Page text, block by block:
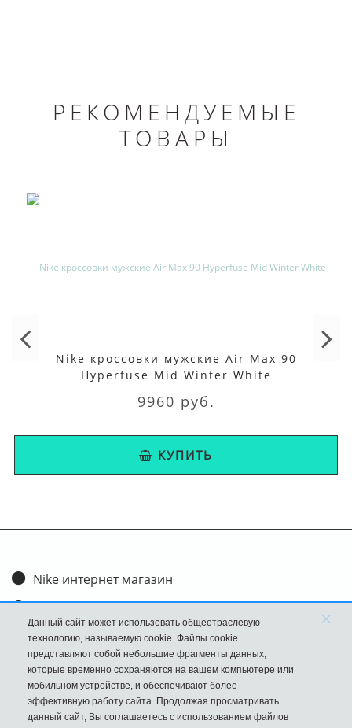
РЕКОМЕНДУЕМЫЕ
ТОВАРЫ
Nike кроссовки мужские Air Max 90
Hyperfuse Mid Winter White
9960 руб.
КУПИТЬ
Nike интернет магазин
Доставка и оплата
Обмен и возврат
Размеры
FAQ
Новости
Данный сайт может использовать общеотраслевую
технологию, называемую cookie. Файлы cookie
представляют собой небольшие фрагменты данных,
которые временно сохраняются на вашем компьютере или
мобильном устройстве, и обеспечивают более
эффективную работу сайта. Продолжая просматривать
данный сайт, Вы соглашаетесь с использованием файлов
×